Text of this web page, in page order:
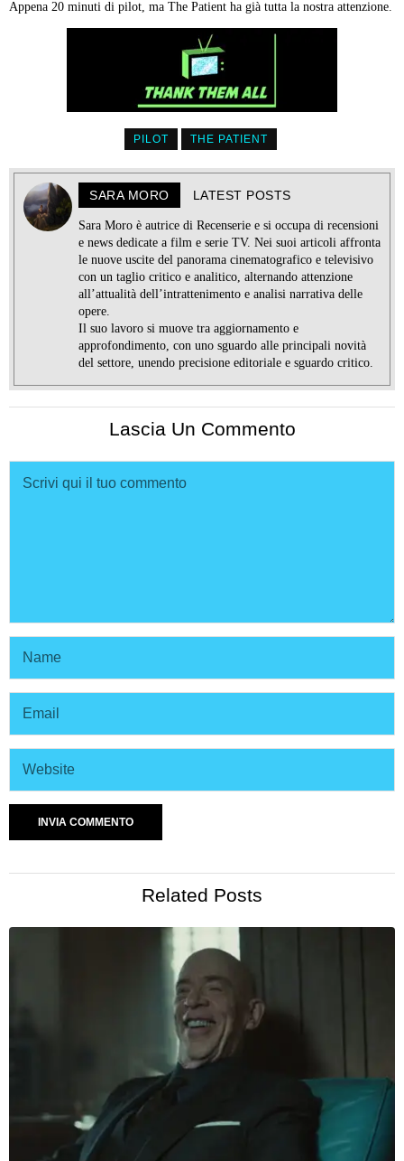
Appena 20 minuti di pilot, ma The Patient ha già tutta la nostra attenzione.
PILOT THE PATIENT
SARA MORO LATEST POSTS
Sara Moro è autrice di Recenserie e si occupa di recensioni
e news dedicate a film e serie TV. Nei suoi articoli affronta
le nuove uscite del panorama cinematografico e televisivo
con un taglio critico e analitico, alternando attenzione
all’attualità dell’intrattenimento e analisi narrativa delle
opere.
Il suo lavoro si muove tra aggiornamento e
approfondimento, con uno sguardo alle principali novità
del settore, unendo precisione editoriale e sguardo critico.
Lascia Un Commento
Related Posts